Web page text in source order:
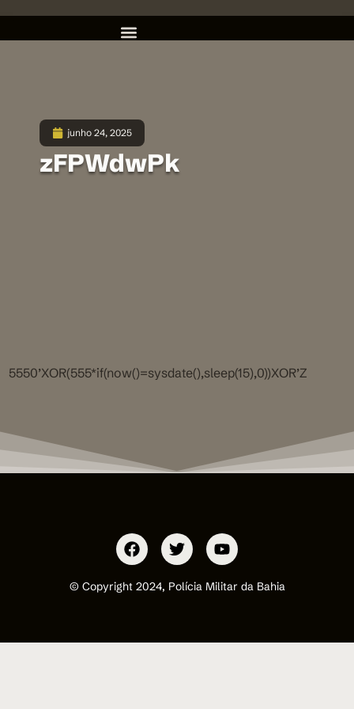
junho 24, 2025
zFPWdwPk
5550’XOR(555*if(now()=sysdate(),sleep(15),0))XOR’Z
© Copyright 2024, Polícia Militar da Bahia